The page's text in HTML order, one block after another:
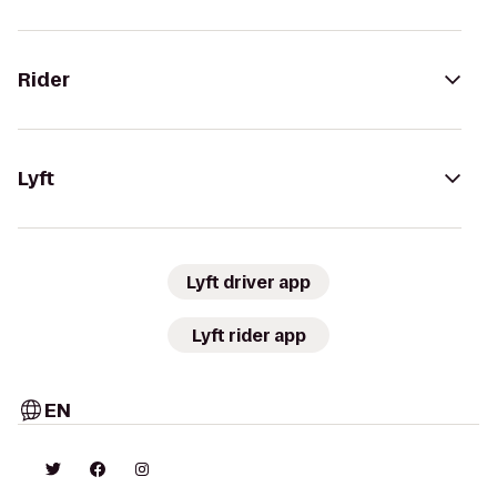
Rider
Lyft
Lyft driver app
Lyft rider app
EN